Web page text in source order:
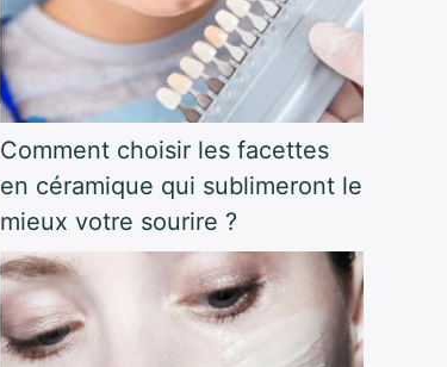
Comment choisir les facettes
en céramique qui sublimeront le
mieux votre sourire ?